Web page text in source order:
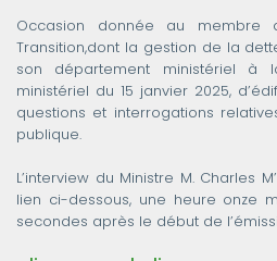
Occasion donnée au membre
Transition,dont la gestion de la
son département ministériel à
ministériel du 15 janvier 2025,
questions et interrogations
publique.
L’interview du Ministre M. Charles
lien ci-dessous, une heure onze
secondes après le début de